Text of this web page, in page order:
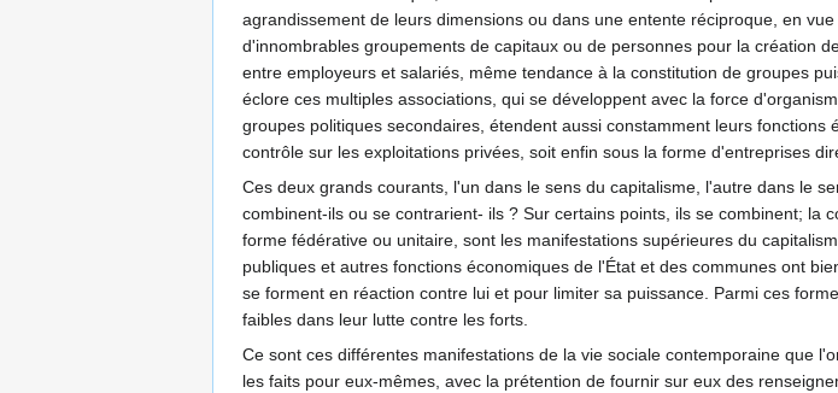
agrandissement de leurs dimensions ou dans une entente réciproque, en
d'innombrables groupements de capitaux ou de personnes pour la création
entre employeurs et salariés, même tendance à la constitution de groupes
éclore ces multiples associations, qui se développent avec la force
groupes politiques secondaires, étendent aussi constamment leurs
contrôle sur les exploitations privées, soit enfin sous la forme d'entreprises
Ces deux grands courants, l'un dans le sens du capitalisme, l'autre dans le
combinent-ils ou se contrarient- ils ? Sur certains points, ils se combinent;
forme fédérative ou unitaire, sont les manifestations supérieures du
publiques et autres fonctions économiques de l'État et des communes ont
se forment en réaction contre lui et pour limiter sa puissance. Parmi ces
faibles dans leur lutte contre les forts.
Ce sont ces différentes manifestations de la vie sociale contemporaine que
les faits pour eux-mêmes, avec la prétention de fournir sur eux des